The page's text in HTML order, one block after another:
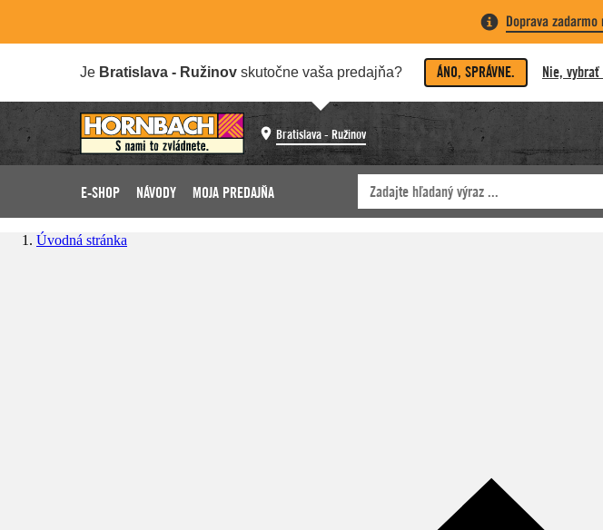
Doprava
Je Bratislava - Ružinov skutočne vaša predajňa? ÁNO, SPRÁVNE. Nie,
Bratislava - Ružinov
E-SHOP NÁVODY MOJA PREDAJŇA
Úvodná stránka